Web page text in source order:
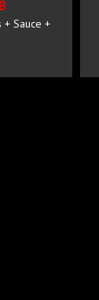
Sauce +